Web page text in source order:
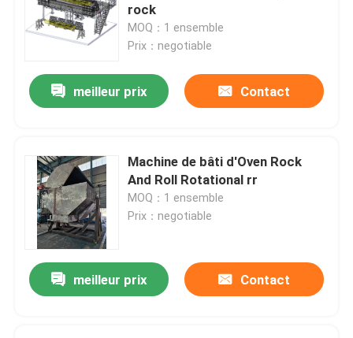
rock
MOQ：1 ensemble
Prix：negotiable
meilleur prix Contact
Machine de bâti d'Oven Rock
And Roll Rotational rr
MOQ：1 ensemble
Prix：negotiable
meilleur prix Contact